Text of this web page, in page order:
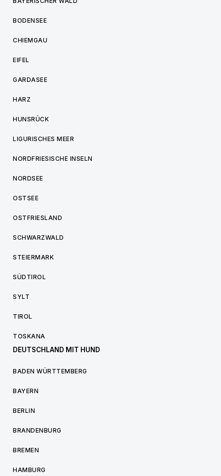
BODENSEE
CHIEMGAU
EIFEL
GARDASEE
HARZ
HUNSRÜCK
LIGURISCHES MEER
NORDFRIESISCHE INSELN
NORDSEE
OSTSEE
OSTFRIESLAND
SCHWARZWALD
STEIERMARK
SÜDTIROL
SYLT
TIROL
TOSKANA
DEUTSCHLAND MIT HUND
BADEN WÜRTTEMBERG
BAYERN
BERLIN
BRANDENBURG
BREMEN
HAMBURG